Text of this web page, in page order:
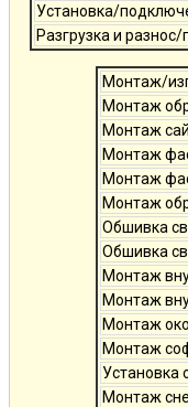
Установка/
Разгрузка и
Монтаж/
Монтаж
Монтаж
Монтаж
Монтаж
Монтаж
Обшивка
Обшивка
Монтаж
Монтаж
Монтаж
Монтаж
Установка
Монтаж